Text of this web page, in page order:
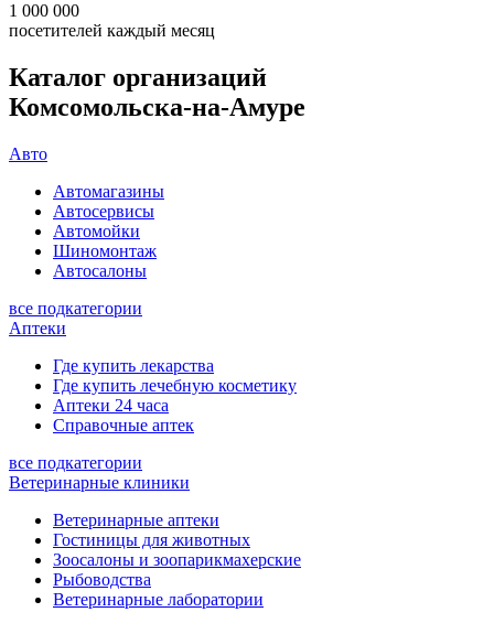
1 000 000
посетителей каждый месяц
Каталог организаций
Комсомольска‑на‑Амуре
Авто
Автомагазины
Автосервисы
Автомойки
Шиномонтаж
Автосалоны
все подкатегории
Аптеки
Где купить лекарства
Где купить лечебную косметику
Аптеки 24 часа
Справочные аптек
все подкатегории
Ветеринарные клиники
Ветеринарные аптеки
Гостиницы для животных
Зоосалоны и зоопарикмахерские
Рыбоводства
Ветеринарные лаборатории